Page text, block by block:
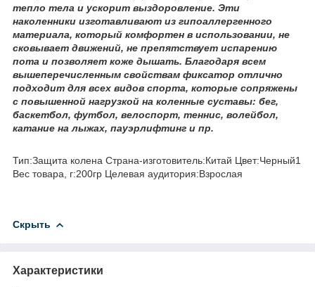
тепло тела и ускорит выздоровление. Эти
наколенники изготавливают из гипоаллергенного
материала, который комфортен в использовании, не
сковывает движений, не препятствует испарению
пота и позволяет коже дышать. Благодаря всем
вышеперечисленным свойствам фиксатор отлично
подходит для всех видов спорта, которые сопряжены
с повышенной нагрузкой на коленные суставы: бег,
баскетбол, футбол, велоспорт, теннис, волейбол,
катание на лыжах, пауэрлифтинг и пр.
Тип:Защита колена Страна-изготовитель:Китай Цвет:Черный1
Вес товара, г:200гр Целевая аудитория:Взрослая
Скрыть
Характеристики